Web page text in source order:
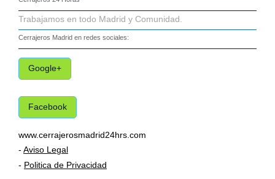
Trabajamos en todo Madrid y Comunidad.
Cerrajeros Madrid en redes sociales:
Google+
Facebook
www.cerrajerosmadrid24hrs.com
- Aviso Legal
- Politica de Privacidad